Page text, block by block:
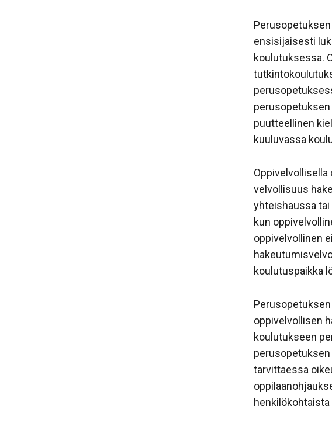
ensisijaisesti
koulutuksessa.
perusopetuksen
puutteellinen
kuuluvassa
velvollisuus
yhteishaussa
kun
oppivelvollinen
koulutuspaikka
oppivelvollisen
koulutukseen
perusopetuksen
tarvittaessa